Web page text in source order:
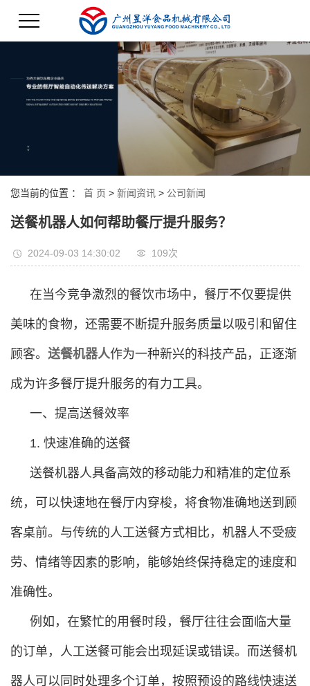
您当前的位置 ： 首 页 > 新闻资讯 > 公司新闻
送餐机器人如何帮助餐厅提升服务？
2024-09-03 14:30:02 109次
在当今竞争激烈的餐饮市场中，餐厅不仅要提供
美味的食物，还需要不断提升服务质量以吸引和留住
顾客。 送餐机器人作为一种新兴的科技产品，正逐渐
成为许多餐厅提升服务的有力工具。
一、提高送餐效率
1. 快速准确的送餐
送餐机器人具备高效的移动能力和精准的定位系
统，可以快速地在餐厅内穿梭，将食物准确地送到顾
客桌前。与传统的人工送餐方式相比，机器人不受疲
劳、情绪等因素的影响，能够始终保持稳定的速度和
准确性。
例如，在繁忙的用餐时段，餐厅往往会面临大量
的订单，人工送餐可能会出现延误或错误。而送餐机
器人可以同时处理多个订单，按照预设的路线快速送